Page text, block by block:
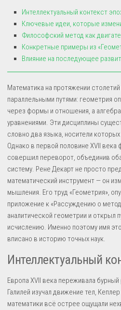
Интеллектуальный контекст
Ключевые идеи, которые
Философский метод как
Конкретные примеры из
Влияние на последующее
Математика на протяжении
параллельными путями: геометрия
через формы и отношения, а
уравнениями. Эти дисциплины
словно два языка, носители
Однако в первой половине XVII века
совершил переворот, объединив
систему. Рене Декарт не просто
математический инструмент — он
мышления. Его труд «Геометрия»,
приложение к «Рассуждению о
аналитической геометрии и открыл
исчислению. Именно поэтому имя
вписано в историю точных наук.
Интеллектуальный
Европа XVII века переживала
Галилей изучал движение тел,
математики всё острее ощущали